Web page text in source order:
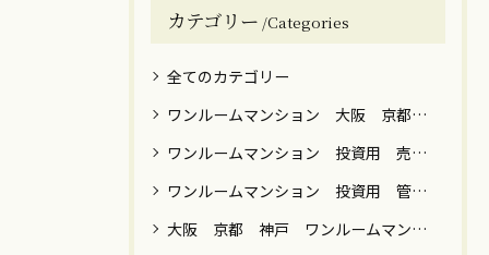
カテゴリー Categories
全てのカテゴリー
ワンルームマンション 大阪 京都 神戸 売却 築年数 高額
ワンルームマンション 投資用 売却 譲渡税
ワンルームマンション 投資用 管理 運用 売却 税金 関西 関東
大阪 京都 神戸 ワンルームマンション 売却